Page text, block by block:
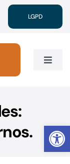
Abrir
LGPD
Toggle